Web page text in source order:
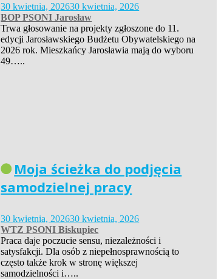
30 kwietnia, 202630 kwietnia, 2026
BOP PSONI Jarosław
Trwa głosowanie na projekty zgłoszone do 11.
edycji Jarosławskiego Budżetu Obywatelskiego na
2026 rok. Mieszkańcy Jarosławia mają do wyboru
49…..
Moja ścieżka do podjęcia
samodzielnej pracy
30 kwietnia, 202630 kwietnia, 2026
WTZ PSONI Biskupiec
Praca daje poczucie sensu, niezależności i
satysfakcji. Dla osób z niepełnosprawnością to
często także krok w stronę większej
samodzielności i…..